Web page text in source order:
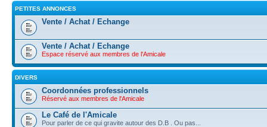
PETITES ANNONCES
Vente / Achat / Echange
Vente / Achat / Echange
Espace réservé aux membres de l'Amicale
DIVERS
Coordonnées professionnels
Réservé aux membres de l'Amicale
Le Café de l'Amicale
Pour parler de ce qui gravite autour des D.B . Ou pas...